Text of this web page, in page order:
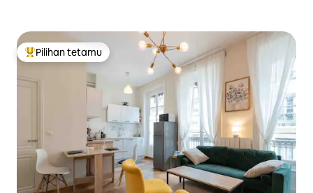
Pilihan utama tetamu
Pilihan tetamu